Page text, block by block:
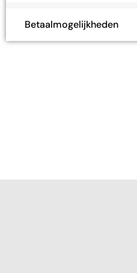
Betaalmogelijkheden